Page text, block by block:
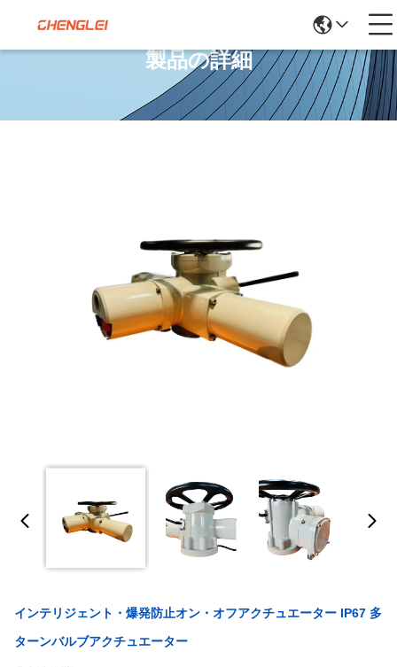
製品の詳細
インテリジェント・爆発防止オン・オフアクチュエーター IP67 多
ターンバルブアクチュエーター